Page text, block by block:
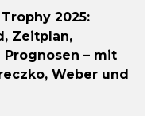
2025:
Zeitplan,
– mit
Weber und